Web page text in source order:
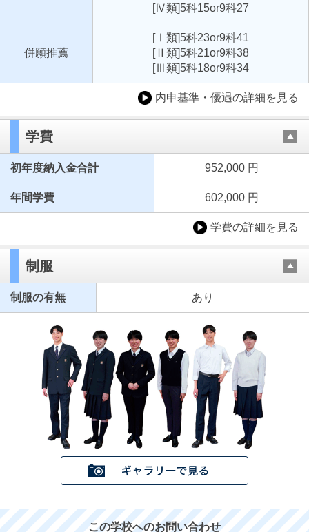
[Ⅳ類]5科15or9科27
併願推薦
[Ⅰ類]5科23or9科41
[Ⅱ類]5科21or9科38
[Ⅲ類]5科18or9科34
内申基準・優遇の詳細を見る
学費
初年度納入金合計 952,000 円
年間学費 602,000 円
学費の詳細を見る
制服
制服の有無 あり
この学校へのお問い合わせ